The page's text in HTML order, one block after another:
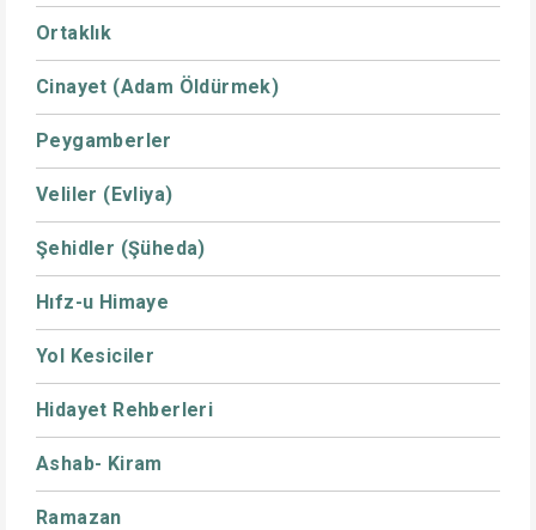
Ortaklık
Cinayet (Adam Öldürmek)
Peygamberler
Veliler (Evliya)
Şehidler (Şüheda)
Hıfz-u Himaye
Yol Kesiciler
Hidayet Rehberleri
Ashab- Kiram
Ramazan